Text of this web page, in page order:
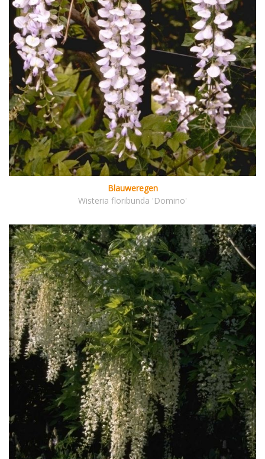
Blauweregen
Wisteria floribunda 'Domino'